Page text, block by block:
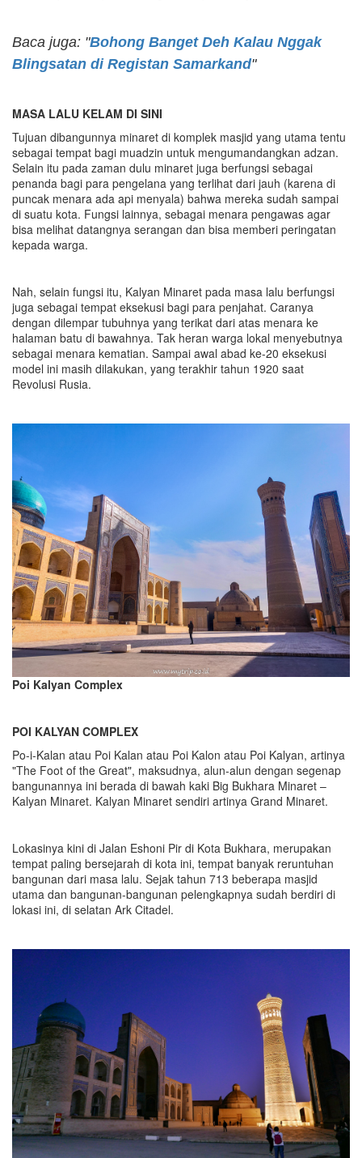
Baca juga: "Bohong Banget Deh Kalau Nggak
Blingsatan di Registan Samarkand"
MASA LALU KELAM DI SINI
Tujuan dibangunnya minaret di komplek masjid yang utama tentu
sebagai tempat bagi muadzin untuk mengumandangkan adzan.
Selain itu pada zaman dulu minaret juga berfungsi sebagai
penanda bagi para pengelana yang terlihat dari jauh (karena di
puncak menara ada api menyala) bahwa mereka sudah sampai
di suatu kota. Fungsi lainnya, sebagai menara pengawas agar
bisa melihat datangnya serangan dan bisa memberi peringatan
kepada warga.
Nah, selain fungsi itu, Kalyan Minaret pada masa lalu berfungsi
juga sebagai tempat eksekusi bagi para penjahat. Caranya
dengan dilempar tubuhnya yang terikat dari atas menara ke
halaman batu di bawahnya. Tak heran warga lokal menyebutnya
sebagai menara kematian. Sampai awal abad ke-20 eksekusi
model ini masih dilakukan, yang terakhir tahun 1920 saat
Revolusi Rusia.
Poi Kalyan Complex
POI KALYAN COMPLEX
Po-i-Kalan atau Poi Kalan atau Poi Kalon atau Poi Kalyan, artinya
"The Foot of the Great", maksudnya, alun-alun dengan segenap
bangunannya ini berada di bawah kaki Big Bukhara Minaret –
Kalyan Minaret. Kalyan Minaret sendiri artinya Grand Minaret.
Lokasinya kini di Jalan Eshoni Pir di Kota Bukhara, merupakan
tempat paling bersejarah di kota ini, tempat banyak reruntuhan
bangunan dari masa lalu. Sejak tahun 713 beberapa masjid
utama dan bangunan-bangunan pelengkapnya sudah berdiri di
lokasi ini, di selatan Ark Citadel.